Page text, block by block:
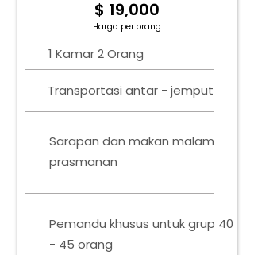
$ 19,000
Harga per orang
1 Kamar 2 Orang
Transportasi antar - jemput
Sarapan dan makan malam
prasmanan
Pemandu khusus untuk grup 40
- 45 orang